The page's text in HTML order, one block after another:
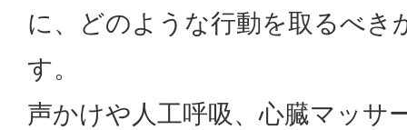
に、どのような行動を取るべき
す。
声かけや人工呼吸、心臓マッサ